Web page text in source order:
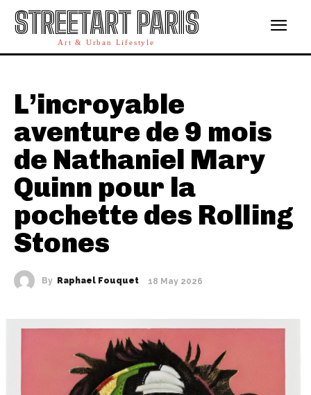
STREETART PARIS
Art & Urban Lifestyle
L’incroyable
aventure de 9 mois
de Nathaniel Mary
Quinn pour la
pochette des Rolling
Stones
By Raphael Fouquet 18 May 2026